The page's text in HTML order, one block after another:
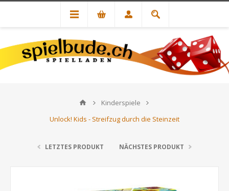
Kinderspiele
Unlock! Kids - Streifzug durch die Steinzeit
LETZTES PRODUKT NÄCHSTES PRODUKT